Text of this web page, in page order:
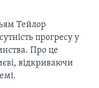
ПЕРШІ 100
Тейлор
прогресу у
Про це
відкриваючи